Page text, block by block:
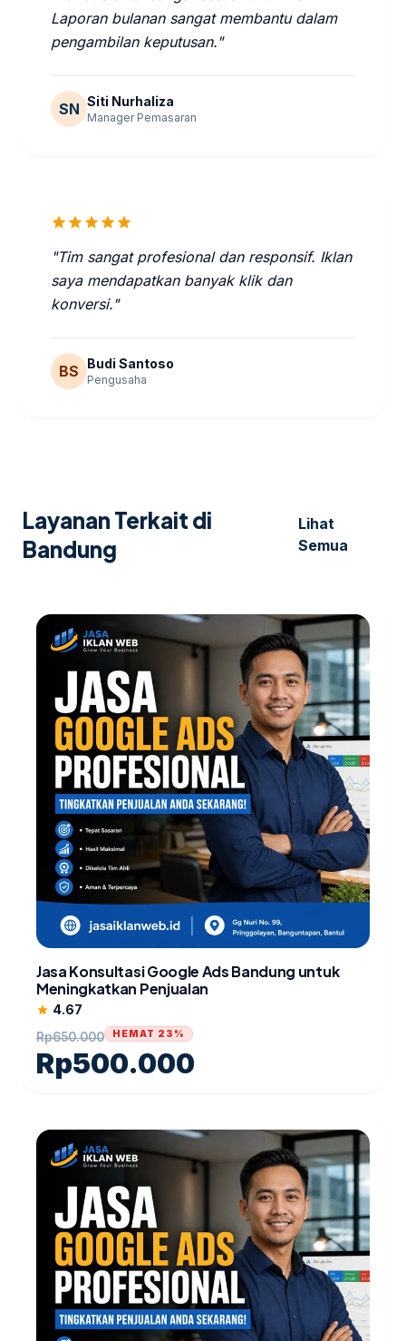
Laporan bulanan sangat membantu dalam
pengambilan keputusan."
SN Siti Nurhaliza
Manager Pemasaran
starstarstarstarstar
"Tim sangat profesional dan responsif. Iklan
saya mendapatkan banyak klik dan
konversi."
BS Budi Santoso
Pengusaha
Layanan Terkait di
Bandung
Lihat
Semua
Jasa Konsultasi Google Ads Bandung untuk
Meningkatkan Penjualan
star 4.67
Rp650.000
Rp500.000
HEMAT 23%